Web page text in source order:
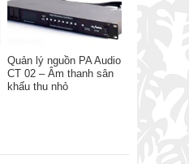
Quản lý nguồn PA Audio
CT 02 – Âm thanh sân
khấu thu nhỏ